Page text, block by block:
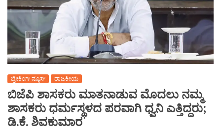
ಬ್ರೇಕಿಂಗ್ ನ್ಯೂಸ್ ರಾಜಕೀಯ
ಬಿಜೆಪಿ ಶಾಸಕರು ಮಾತನಾಡುವ ಮೊದಲು ನಮ್ಮ
ಶಾಸಕರು ಧರ್ಮಸ್ಥಳದ ಪರವಾಗಿ ಧ್ವನಿ ಎತ್ತಿದ್ದರು;
ಡಿ.ಕೆ. ಶಿವಕುಮಾರ